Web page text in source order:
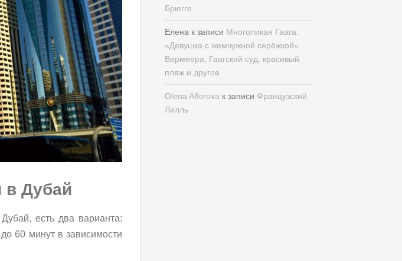
в Дубай
есть два варианта:
60 минут в зависимости
Брюгге
Елена к записи Многоликая Гаага:
«Девушка с жемчужной серёжкой»
Вермеера, Гаагский суд, красивый
пляж и другое
Olena Alforova к записи Французский
Лилль